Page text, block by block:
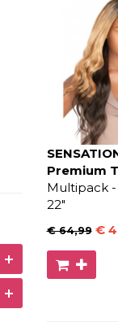
Premium
Multipack -
22"
€ 64,99€